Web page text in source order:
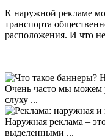
К наружной рекламе
транспорта
расположения. И что
Очень часто мы можем
слуху ...
Наружная реклама –
выделенными ...